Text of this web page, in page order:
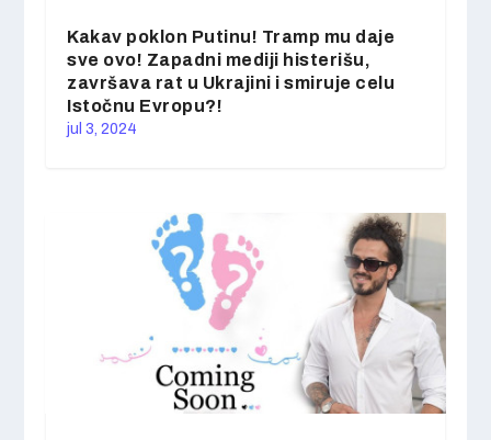
Kakav poklon Putinu! Tramp mu daje
sve ovo! Zapadni mediji histerišu,
završava rat u Ukrajini i smiruje celu
Istočnu Evropu?!
jul 3, 2024